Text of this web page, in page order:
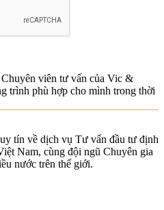
viên tư vấn của Vic &
trình phù hợp cho mình trong thời
tín về dịch vụ Tư vấn đầu tư định
Nam, cùng đội ngũ Chuyên gia
nước trên thế giới.